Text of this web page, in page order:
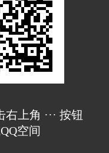
上角 ··· 按钮
空间